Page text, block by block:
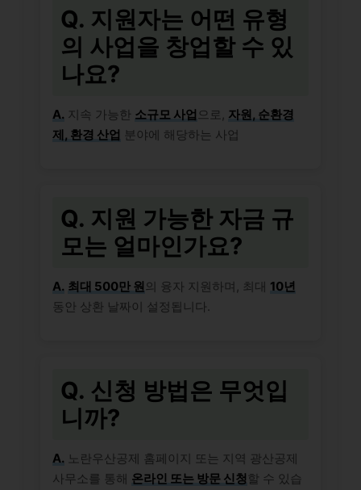
Q. 지원자는 어떤 유형
의 사업을 창업할 수 있
나요?
A. 지속 가능한 소규모 사업 으로, 자원, 순환경
제, 환경 산업 분야에 해당하는 사업
Q. 지원 가능한 자금 규
모는 얼마인가요?
A. 최대 500만 원 의 융자 지원하며, 최대 10년
동안 상환 날짜이 설정됩니다.
Q. 신청 방법은 무엇입
니까?
A. 노란우산공제 홈페이지 또는 지역 광산공제
사무소를 통해 온라인 또는 방문 신청 할 수 있습